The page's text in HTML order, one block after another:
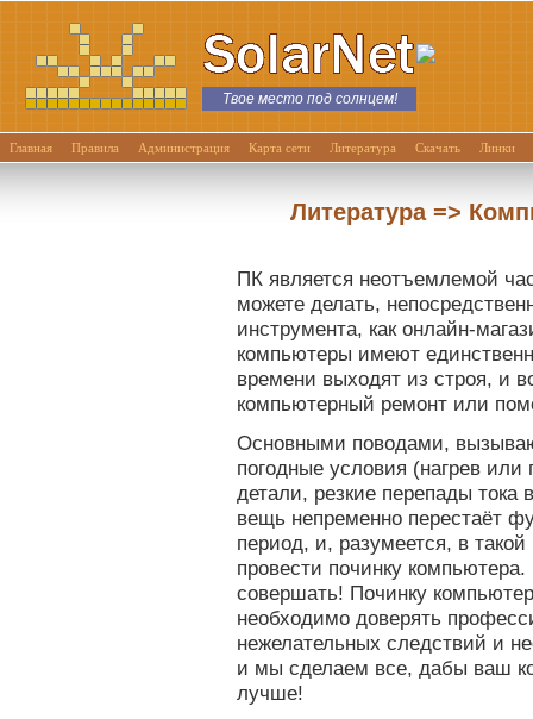
Твое место под солнцем!
Главная Правила Администрация Карта сети Литература Скачать Линки
Литература =>
ПК является неотъемлемой
можете делать,
инструмента, как онлайн-
компьютеры имеют
времени выходят из строя, и
компьютерный ремонт или
Основными поводами,
погодные условия (нагрев
детали, резкие перепады тока
вещь непременно перестаёт
период, и, разумеется, в
провести починку
совершать! Починку
необходимо доверять
нежелательных следствий и
и мы сделаем все, дабы ваш
лучше!